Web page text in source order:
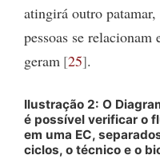
atingirá outro
pessoas se relacionam
geram 25 .
Ilustração 2: O
é possível verificar o
em uma EC,
ciclos, o técnico e o